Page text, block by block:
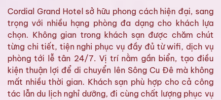
Cordial Grand Hotel sở hữu phong cách hiện đại, sang
trọng với nhiều hạng phòng đa dạng cho khách lựa
chọn. Không gian trong khách sạn được chăm chút
từng chi tiết, tiện nghi phục vụ đầy đủ từ wifi, dịch vụ
phòng tới lễ tân 24/7. Vị trí nằm gần biển, tạo điều
kiện thuận lợi để di chuyển lên Sông Cu Đê mà không
mất nhiều thời gian. Khách sạn phù hợp cho cả công
tác lẫn du lịch nghỉ dưỡng, đi cùng chất lượng phục vụ